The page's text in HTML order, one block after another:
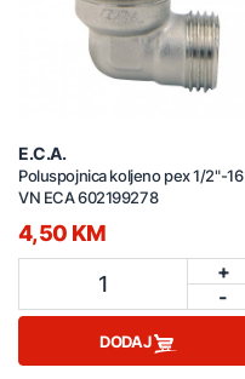
E.C.A.
Poluspojnica koljeno pex 1/2"-16
VN ECA 602199278
4,50 KM
1
+
-
DODAJ